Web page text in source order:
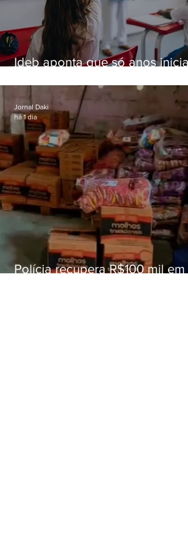
Ideb aponta que só anos
educação
Polícia recupera R$100 mil em
Jornal Daki
há 1 dia